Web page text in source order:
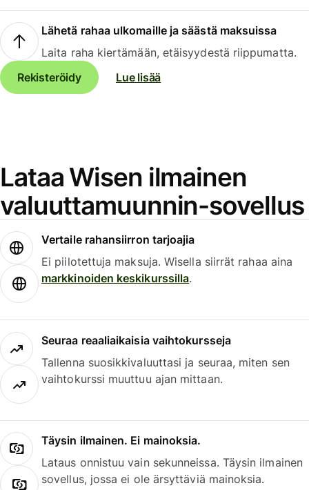
Lähetä rahaa ulkomaille ja säästä maksuissa
Laita raha kiertämään, etäisyydestä riippumatta.
Rekisteröidy
Lue lisää
Lataa Wisen ilmainen
valuuttamuunnin-sovellus
Vertaile rahansiirron tarjoajia
Ei piilotettuja maksuja. Wisella siirrät rahaa aina
markkinoiden keskikurssilla.
Seuraa reaaliaikaisia vaihtokursseja
Tallenna suosikkivaluuttasi ja seuraa, miten sen
vaihtokurssi muuttuu ajan mittaan.
Täysin ilmainen. Ei mainoksia.
Lataus onnistuu vain sekunneissa. Täysin ilmainen
sovellus, jossa ei ole ärsyttäviä mainoksia.